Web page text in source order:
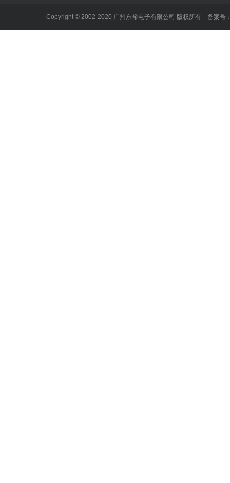
Copyright © 2002-2020 广州东裕电子有限公司 版权所有 备案号